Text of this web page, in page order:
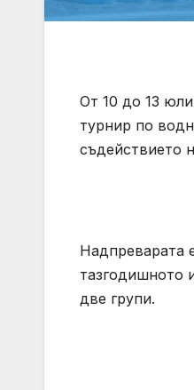
От 10 до 13
турнир по
съдействието
Надпреварата
тазгодишното
две групи.